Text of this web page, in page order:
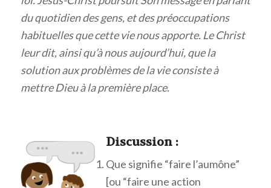
du quotidien des gens, et des préoccupations
habituelles que cette vie nous apporte. Le Christ
leur dit, ainsi qu’à nous aujourd’hui, que la
solution aux problèmes de la vie consiste à
mettre Dieu à la première place.
Discussion :
Que signifie “faire l’aumône”
[ou “faire une action